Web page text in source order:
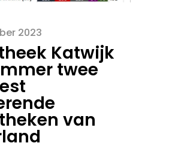
2023
Katwijk
twee
van